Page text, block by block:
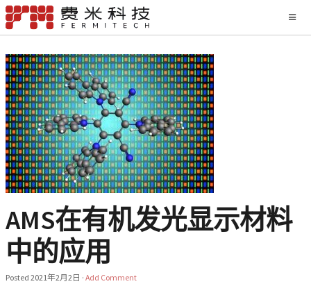
AMS在有机发光显示材料
中的应用
Posted 2021年2月2日 · Add Comment